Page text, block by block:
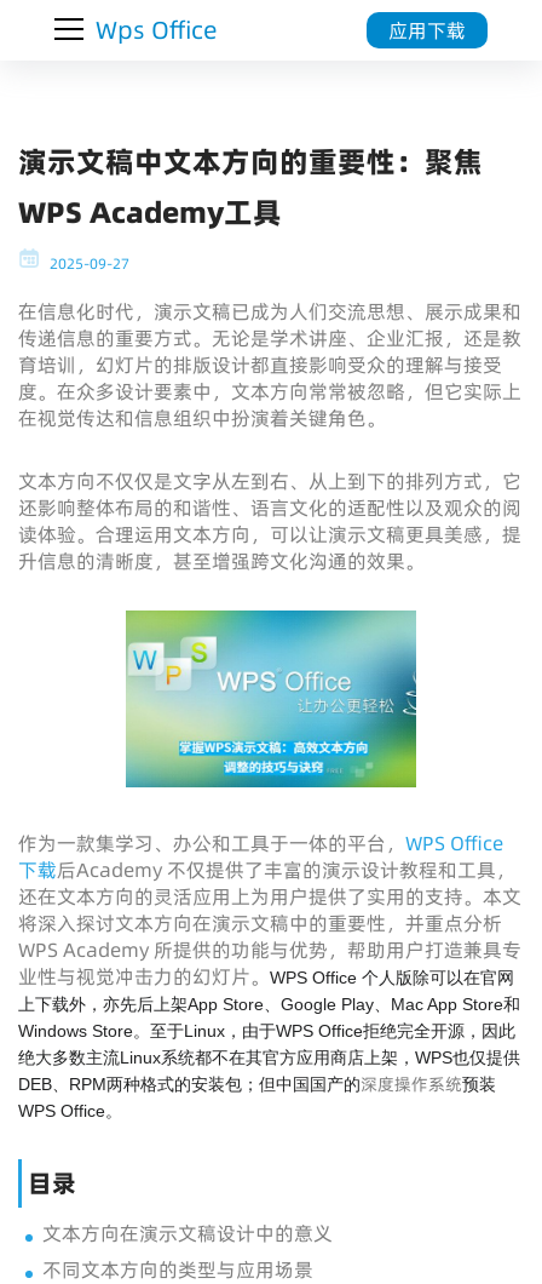
Wps Office 应用下载
演示文稿中文本方向的重要性：聚焦
WPS Academy工具
2025-09-27
在信息化时代，演示文稿已成为人们交流思想、展示成果和
传递信息的重要方式。无论是学术讲座、企业汇报，还是教
育培训，幻灯片的排版设计都直接影响受众的理解与接受
度。在众多设计要素中，文本方向常常被忽略，但它实际上
在视觉传达和信息组织中扮演着关键角色。
文本方向不仅仅是文字从左到右、从上到下的排列方式，它
还影响整体布局的和谐性、语言文化的适配性以及观众的阅
读体验。合理运用文本方向，可以让演示文稿更具美感，提
升信息的清晰度，甚至增强跨文化沟通的效果。
作为一款集学习、办公和工具于一体的平台， WPS Office
下载后Academy 不仅提供了丰富的演示设计教程和工具，
还在文本方向的灵活应用上为用户提供了实用的支持。本文
将深入探讨文本方向在演示文稿中的重要性，并重点分析
WPS Academy 所提供的功能与优势，帮助用户打造兼具专
业性与视觉冲击力的幻灯片。
WPS Office 个人版除可以在官网
上下载外，亦先后上架App Store、Google Play、Mac App Store和
Windows Store。至于Linux，由于WPS Office拒绝完全开源，因此
绝大多数主流Linux系统都不在其官方应用商店上架，WPS也仅提供
DEB、RPM两种格式的安装包；但中国国产的深度操作系统预装
WPS Office。
目录
文本方向在演示文稿设计中的意义
不同文本方向的类型与应用场景